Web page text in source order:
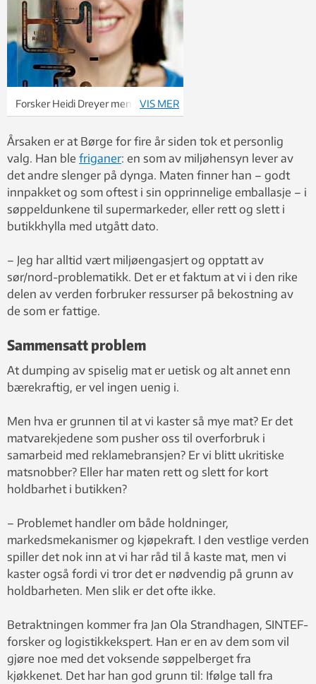
Forsker Heidi Dreyer mener at
RFID kan sørge for å skreddersy
både produksjon, pakninger,
distribusjon og lagerbeholdninger,
slik at mindre varer går til spille.
Foto: Geir Mogen
VIS MER
Årsaken er at Børge for fire år siden tok et personlig
valg. Han ble friganer: en som av miljøhensyn lever av
det andre slenger på dynga. Maten finner han – godt
innpakket og som oftest i sin opprinnelige emballasje – i
søppeldunkene til supermarkeder, eller rett og slett i
butikkhylla med utgått dato.
– Jeg har alltid vært miljøengasjert og opptatt av
sør/nord-problematikk. Det er et faktum at vi i den rike
delen av verden forbruker ressurser på bekostning av
de som er fattige.
Sammensatt problem
At dumping av spiselig mat er uetisk og alt annet enn
bærekraftig, er vel ingen uenig i.
Men hva er grunnen til at vi kaster så mye mat? Er det
matvarekjedene som pusher oss til overforbruk i
samarbeid med reklamebransjen? Er vi blitt ukritiske
matsnobber? Eller har maten rett og slett for kort
holdbarhet i butikken?
– Problemet handler om både holdninger,
markedsmekanismer og kjøpekraft. I den vestlige verden
spiller det nok inn at vi har råd til å kaste mat, men vi
kaster også fordi vi tror det er nødvendig på grunn av
holdbarheten. Men slik er det ofte ikke.
Betraktningen kommer fra Jan Ola Strandhagen, SINTEF-
forsker og logistikkekspert. Han er en av dem som vil
gjøre noe med det voksende søppelberget fra
kjøkkenet. Det har han god grunn til: Ifølge tall fra